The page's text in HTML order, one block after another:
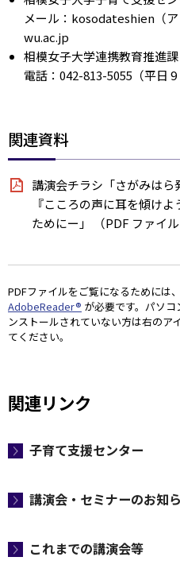
メール：kosodateshien（
wu.ac.jp
相模女子大学連携教育推進課
電話：042-813-5055（平日 9
関連資料
講演会チラシ「さがみはら
『こころの声に耳を傾け
ためにー」 （PDF ファイル
PDFファイルをご覧になるためには、
AdobeReader® が必要です。パソコ
ンストールされていない方は右のア
てください。
関連リンク
子育て支援センター
講演会・セミナーのお知
これまでの講演会等